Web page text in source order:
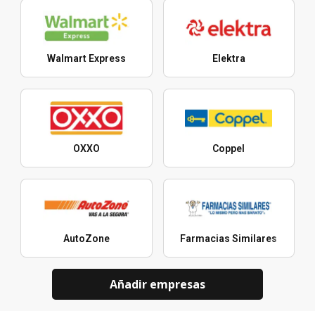
Walmart Express Elektra
OXXO Coppel
AutoZone Farmacias Similares
Añadir empresas